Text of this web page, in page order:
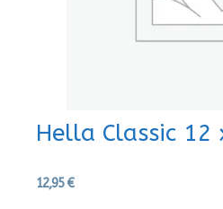
Hella Classic 12
12,95€